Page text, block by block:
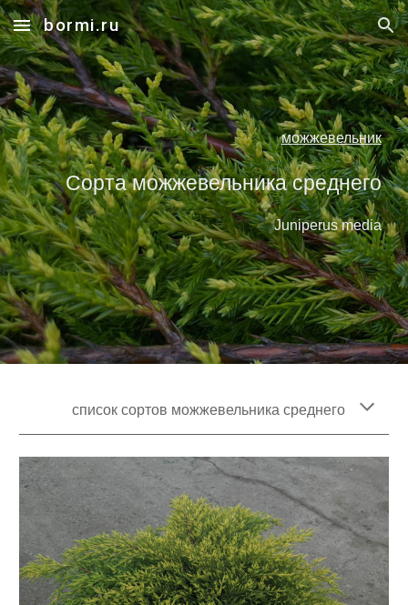
Skip to main content Skip to navigation
bormi.ru
можжевельник
Сорта можжевельника среднего
Juniperus media
список сортов можжевельника среднего